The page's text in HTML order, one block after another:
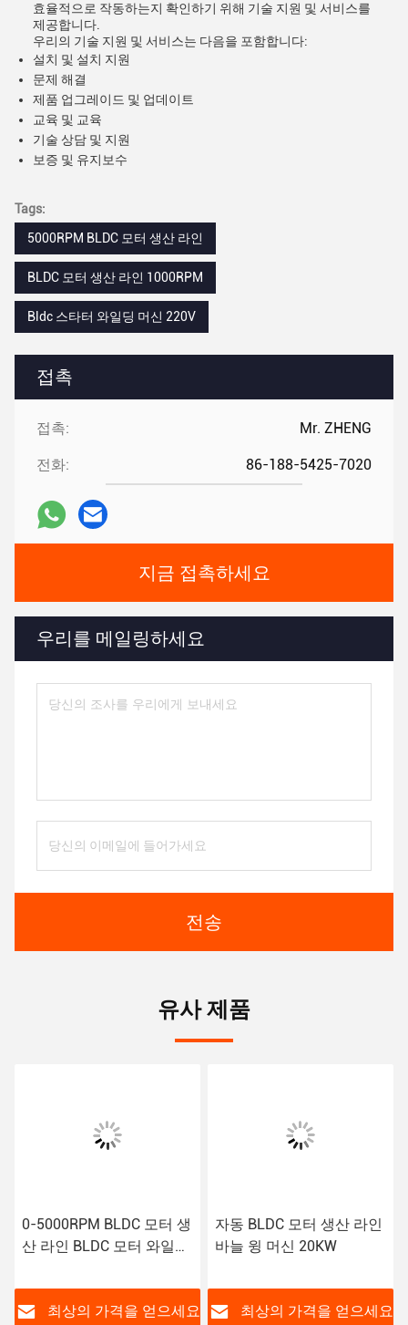
접촉
접촉: Mr. ZHENG
전화: 86-188-5425-7020
지금 접촉하세요
우리를 메일링하세요
전송
효율적으로 작동하는지 확인하기 위해 기술 지원 및 서비스를
제공합니다.
우리의 기술 지원 및 서비스는 다음을 포함합니다:
설치 및 설치 지원
문제 해결
제품 업그레이드 및 업데이트
교육 및 교육
기술 상담 및 지원
보증 및 유지보수
Tags:
5000RPM BLDC 모터 생산 라인
BLDC 모터 생산 라인 1000RPM
Bldc 스타터 와일딩 머신 220V
유사 제품
0-5000RPM BLDC 모터 생
산 라인 BLDC 모터 와일딩
최상의 가격을 얻으세요
자동 BLDC 모터 생산 라인
바늘 윙 머신 20KW
최상의 가격을 얻으세요